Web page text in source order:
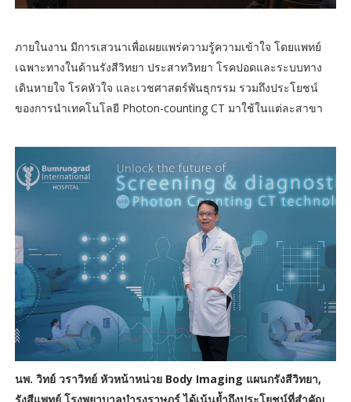
ภายในงาน มีการเสวนาเพื่อเผยแพร่ความรู้ความเข้าใจ โดยแพทย์
เฉพาะทางในด้านรังสีวิทยา ประสาทวิทยา โรคปอดและระบบทาง
เดินหายใจ โรคหัวใจ และเวชศาสตร์พันธุกรรม รวมถึงประโยชน์
ของการนำเทคโนโลยี Photon-counting CT มาใช้ในแต่ละสาขา
นพ. วิทย์ วราวิทย์ หัวหน้าหน่วย Body Imaging แผนกรังสีวิทยา,
รังสีแพทย์ โรงพยาบาลบำรุงราษฎร์ ได้เน้นย้ำถึงประโยชน์ที่สำคัญ